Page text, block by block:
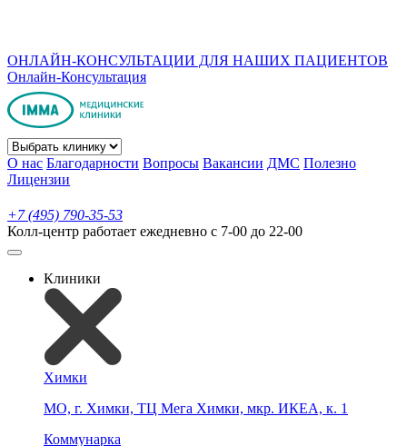
ОНЛАЙН-КОНСУЛЬТАЦИИ ДЛЯ НАШИХ ПАЦИЕНТОВ
Онлайн-Консультация
О нас Благодарности Вопросы Вакансии ДМС Полезно
Лицензии
+7 (495) 790-35-53
Колл-центр работает ежедневно с 7-00 до 22-00
Клиники
Химки
МО, г. Химки, ТЦ Мега Химки, мкр. ИКЕА, к. 1
Коммунарка